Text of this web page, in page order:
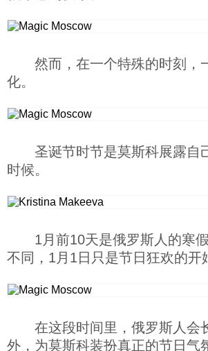
旅游
视听然而，在一个特殊的时刻，
化。
圣诞节时节是莫斯科展露自
时候。
1月前10天是俄罗斯人的寒
不同，1月1日只是节日狂欢的开
在这段时间里，俄罗斯人会
外，为莫斯科装扮真正的节日气